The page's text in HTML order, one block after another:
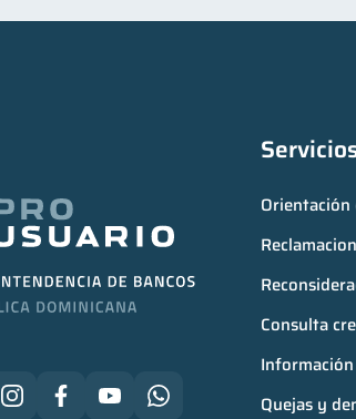
Orientación
Consulta
Quejas y